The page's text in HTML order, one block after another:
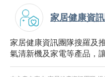
家居健康資
家居健康資訊團隊搜羅及
氣清新機及家電等產品，